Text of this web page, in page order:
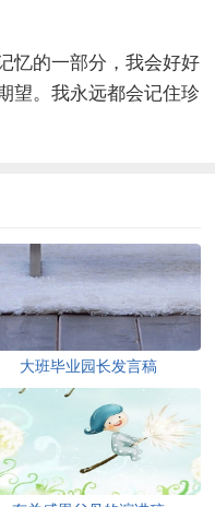
忆的一部分，我会好好
望。我永远都会记住珍
大班毕业园长发言稿